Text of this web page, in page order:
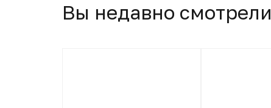
Вы недавно смотрели